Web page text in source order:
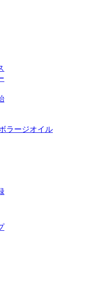
ラージオイル